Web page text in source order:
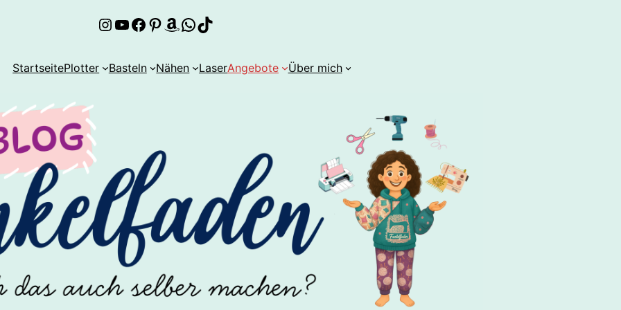
Instagram
YouTube
Facebook
Pinterest
Amazon
WhatsApp
TikTok
StartseitePlotter Basteln Nähen LaserAngebote Über mich